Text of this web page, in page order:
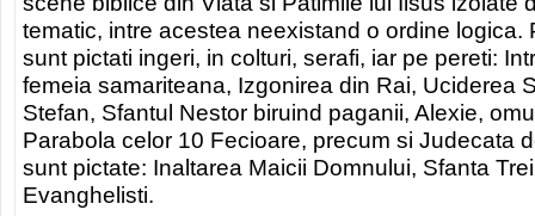
tematic, intre acestea neexistand o ordine logica.
sunt pictati ingeri, in colturi, serafi, iar pe pereti:
femeia samariteana, Izgonirea din Rai, Uciderea
Stefan, Sfantul Nestor biruind paganii, Alexie,
Parabola celor 10 Fecioare, precum si Judecata
sunt pictate: Inaltarea Maicii Domnului, Sfanta
Evanghelisti.